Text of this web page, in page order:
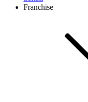
Franchise